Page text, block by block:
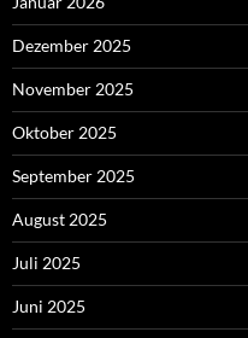
Dezember 2025
November 2025
Oktober 2025
September 2025
August 2025
Juli 2025
Juni 2025